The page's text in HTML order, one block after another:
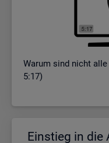
Warum sind nicht
5:17)
Ein­stieg in